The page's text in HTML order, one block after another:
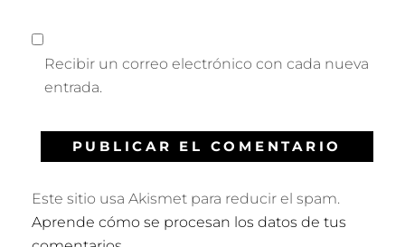
Recibir un correo electrónico con cada nueva
entrada.
Este sitio usa Akismet para reducir el spam.
Aprende cómo se procesan los datos de tus